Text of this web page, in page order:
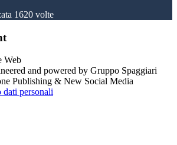
1620 volte
and powered by Gruppo Spaggiari
Publishing & New Social Media
dati personali